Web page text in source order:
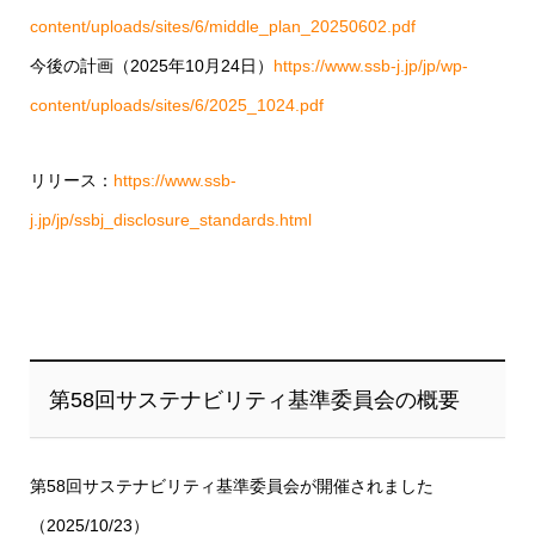
content/uploads/sites/6/middle_plan_20250602.pdf
今後の計画（2025年10月24日） https://www.ssb-j.jp/jp/wp-
content/uploads/sites/6/2025_1024.pdf
リリース： https://www.ssb-
j.jp/jp/ssbj_disclosure_standards.html
第58回サステナビリティ基準委員会の概要
第58回サステナビリティ基準委員会が開催されました
（2025/10/23）